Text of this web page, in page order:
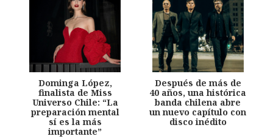
Dominga López,
finalista de Miss
Universo Chile: “La
preparación mental
sí es la más
importante”
Después de más de
40 años, una histórica
banda chilena abre
un nuevo capítulo con
disco inédito